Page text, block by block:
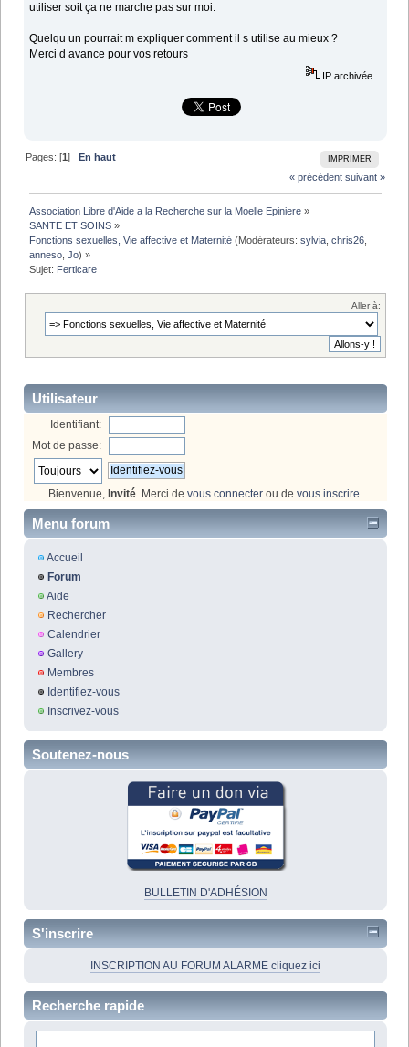
utiliser soit ça ne marche pas sur moi.
Quelqu un pourrait m expliquer comment il s utilise au mieux ?
Merci d avance pour vos retours
IP archivée
IMPRIMER
Pages: [1]
En haut
« précédent suivant »
Association Libre d'Aide a la Recherche sur la Moelle Epiniere »
SANTE ET SOINS »
Fonctions sexuelles, Vie affective et Maternité (Modérateurs:sylvia,chris26,
anneso,Jo) »
Sujet: Ferticare
Aller à:
Utilisateur
Identifiant:
Mot de passe:
Bienvenue, Invité. Merci de vous connecter ou de vous inscrire.
Menu forum
Accueil
Forum
Aide
Rechercher
Calendrier
Gallery
Membres
Identifiez-vous
Inscrivez-vous
Soutenez-nous
BULLETIN D'ADHÉSION
S'inscrire
INSCRIPTION AU FORUM ALARME cliquez ici
Recherche rapide